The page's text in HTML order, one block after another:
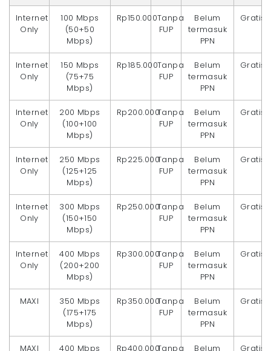
Internet
Only
100 Mbps
(50+50
Mbps)
Rp150.000Tanpa
FUP
Belum
termasuk
PPN
Gratis
Internet
Only
150 Mbps
(75+75
Mbps)
Rp185.000Tanpa
FUP
Belum
termasuk
PPN
Gratis
Internet
Only
200 Mbps
(100+100
Mbps)
Rp200.000Tanpa
FUP
Belum
termasuk
PPN
Gratis
Internet
Only
250 Mbps
(125+125
Mbps)
Rp225.000Tanpa
FUP
Belum
termasuk
PPN
Gratis
Internet
Only
300 Mbps
(150+150
Mbps)
Rp250.000Tanpa
FUP
Belum
termasuk
PPN
Gratis
Internet
Only
400 Mbps
(200+200
Mbps)
Rp300.000Tanpa
FUP
Belum
termasuk
PPN
Gratis
MAXI
350 Mbps
(175+175
Mbps)
Rp350.000Tanpa
FUP
Belum
termasuk
PPN
Gratis
MAXI 400 Mbps Rp400.000Tanpa Belum Gratis